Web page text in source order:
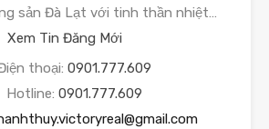
sản Đà Lạt với tinh thần nhiệt…
Xem Tin Đăng Mới
thoại: 0901.777.609
Hotline: 0901.777.609